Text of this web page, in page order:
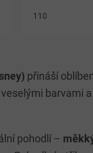
provedení
110
přináší
barvami
pohodlí –